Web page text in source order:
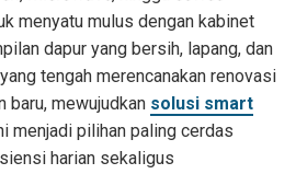
menyatu mulus dengan kabinet
dapur yang bersih, lapang, dan
tengah merencanakan renovasi
baru, mewujudkan solusi smart
menjadi pilihan paling cerdas
harian sekaligus